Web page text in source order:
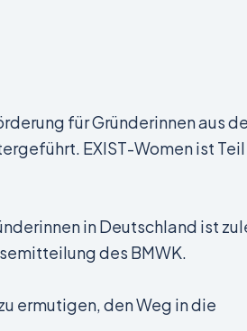
für Gründerinnen aus
EXIST-Women ist
in Deutschland ist
des BMWK.
ermutigen, den Weg in die